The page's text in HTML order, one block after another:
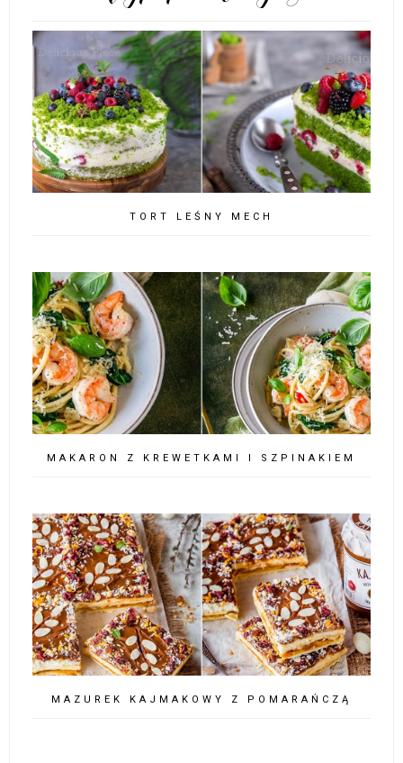
TORT LEŚNY MECH
MAKARON Z KREWETKAMI I SZPINAKIEM
MAZUREK KAJMAKOWY Z POMARAŃCZĄ